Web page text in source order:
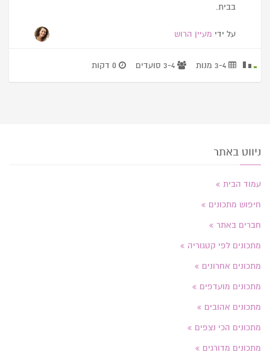
בבית.
על ידי מעיין הרוש
ניווט באתר
עמוד הבית
חיפוש מתכונים
חברים באתר
מתכונים לפי קטגוריה
מתכונים אחרונים
מתכונים מועדפים
מתכונים אהובים
מתכונים הכי נצפים
מתכונים מדורגים